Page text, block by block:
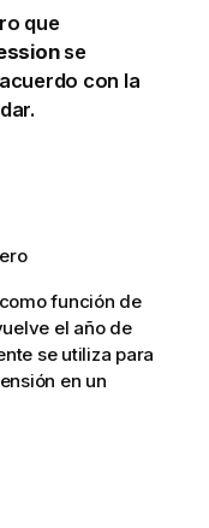
que
se
con la
función de
el año de
se utiliza para
en un